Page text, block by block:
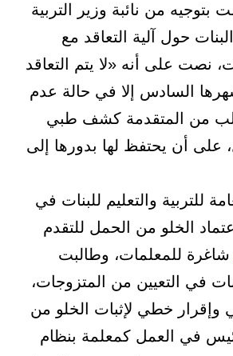
بتوجيه من نائبة وزير التربية
حول آلية التعاقد مع
نصت على أنه «لا يتم التعاقد
السادس إلا في حالة عدم
من المتقدمة كشف طبي
على أن يحتفظ لها بدورها إلى
للتربية والتعليم للبنات في
الخلو من الحمل للتقدم
شاغرة للمعلمات، وطالبت
في التعيين من المتزوجات،
وإقرار خطي لإثبات الخلو من
في العمل كمعلمة بنظام